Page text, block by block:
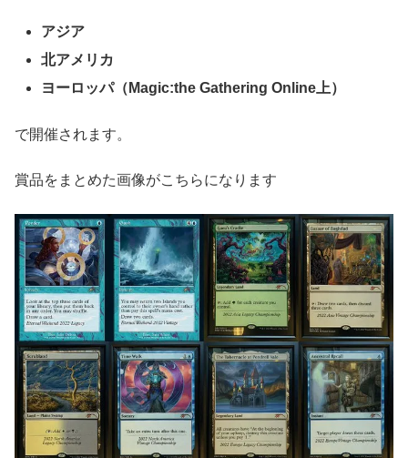
アジア
北アメリカ
ヨーロッパ（Magic:the Gathering Online上）
で開催されます。
賞品をまとめた画像がこちらになります